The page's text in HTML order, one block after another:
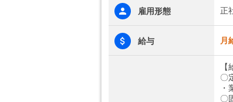
雇用形態 正
給与 月
【
〇
・
〇